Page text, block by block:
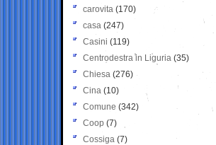
carovita (170)
casa (247)
Casini (119)
Centrodestra in Liguria (35)
Chiesa (276)
Cina (10)
Comune (342)
Coop (7)
Cossiga (7)